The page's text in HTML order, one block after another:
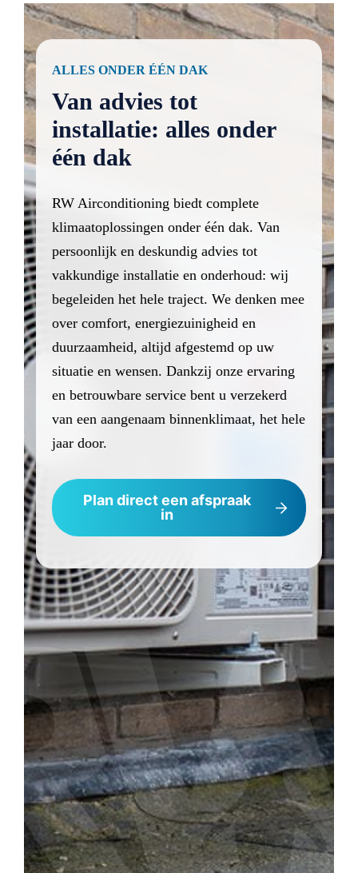
ALLES ONDER ÉÉN DAK
Van advies tot
installatie: alles onder
één dak
RW Airconditioning biedt complete
klimaatoplossingen onder één dak. Van
persoonlijk en deskundig advies tot
vakkundige installatie en onderhoud: wij
begeleiden het hele traject. We denken mee
over comfort, energiezuinigheid en
duurzaamheid, altijd afgestemd op uw
situatie en wensen. Dankzij onze ervaring
en betrouwbare service bent u verzekerd
van een aangenaam binnenklimaat, het hele
jaar door.
Plan direct een afspraak
in